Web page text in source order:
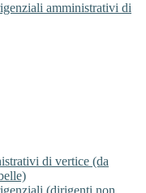
amministrativi di
di vertice (da